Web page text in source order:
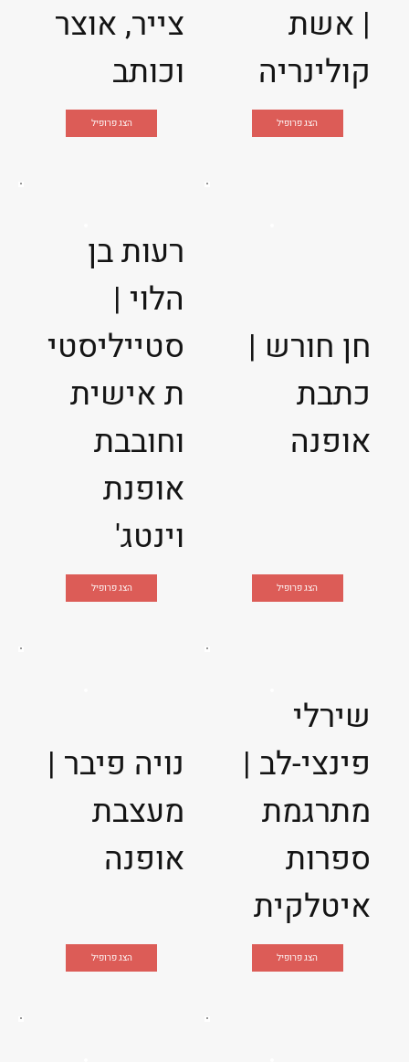
צייר, אוצר
וכותב
הצג פרופיל
| אשת
קולינריה
הצג פרופיל
רעות בן
הלוי |
סטייליסטי
ת אישית
וחובבת
אופנת
וינטג'
הצג פרופיל
חן חורש |
כתבת
אופנה
הצג פרופיל
נויה פיבר |
מעצבת
אופנה
הצג פרופיל
שירלי
פינצי-לב |
מתרגמת
ספרות
איטלקית
הצג פרופיל